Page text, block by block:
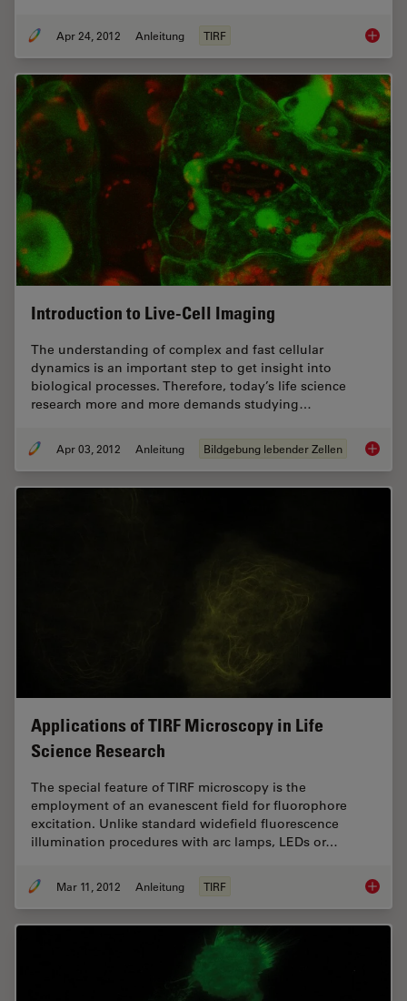
Apr 24, 2012 Anleitung TIRF
Introduction to Live-Cell Imaging
The understanding of complex and fast cellular
dynamics is an important step to get insight into
biological processes. Therefore, today’s life science
research more and more demands studying…
Apr 03, 2012 Anleitung Bildgebung lebender Zellen
Applications of TIRF Microscopy in Life
Science Research
The special feature of TIRF microscopy is the
employment of an evanescent field for fluorophore
excitation. Unlike standard widefield fluorescence
illumination procedures with arc lamps, LEDs or…
Mar 11, 2012 Anleitung TIRF